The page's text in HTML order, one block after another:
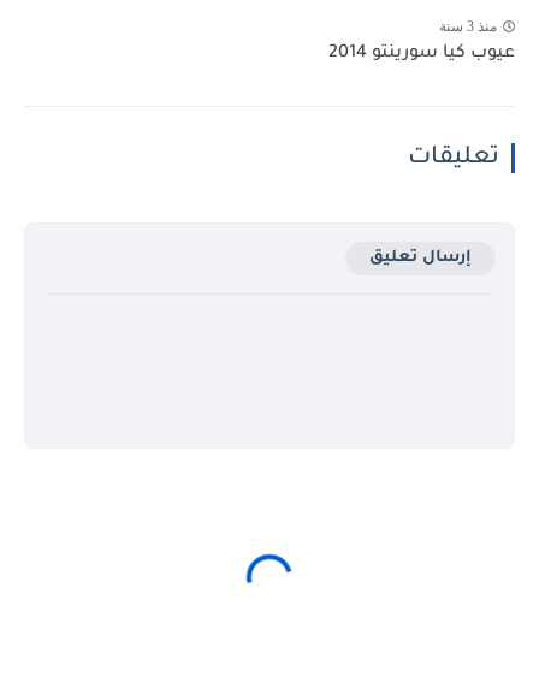
منذ 3 سنة
عيوب كيا سورينتو 2014
تعليقات
إرسال تعليق